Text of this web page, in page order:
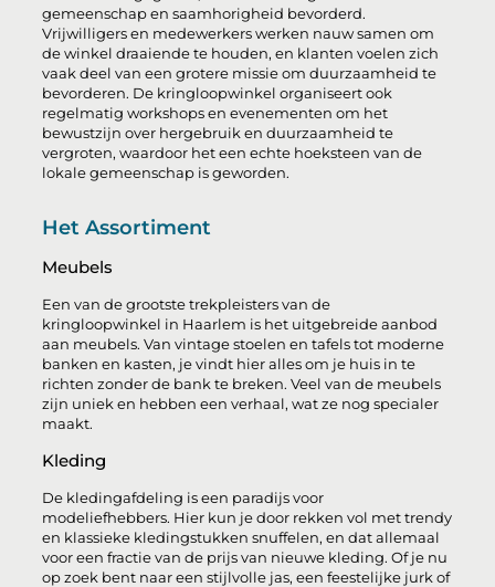
gemeenschap en saamhorigheid bevorderd.
Vrijwilligers en medewerkers werken nauw samen om
de winkel draaiende te houden, en klanten voelen zich
vaak deel van een grotere missie om duurzaamheid te
bevorderen. De kringloopwinkel organiseert ook
regelmatig workshops en evenementen om het
bewustzijn over hergebruik en duurzaamheid te
vergroten, waardoor het een echte hoeksteen van de
lokale gemeenschap is geworden.
Het Assortiment
Meubels
Een van de grootste trekpleisters van de
kringloopwinkel in Haarlem is het uitgebreide aanbod
aan meubels. Van vintage stoelen en tafels tot moderne
banken en kasten, je vindt hier alles om je huis in te
richten zonder de bank te breken. Veel van de meubels
zijn uniek en hebben een verhaal, wat ze nog specialer
maakt.
Kleding
De kledingafdeling is een paradijs voor
modeliefhebbers. Hier kun je door rekken vol met trendy
en klassieke kledingstukken snuffelen, en dat allemaal
voor een fractie van de prijs van nieuwe kleding. Of je nu
op zoek bent naar een stijlvolle jas, een feestelijke jurk of